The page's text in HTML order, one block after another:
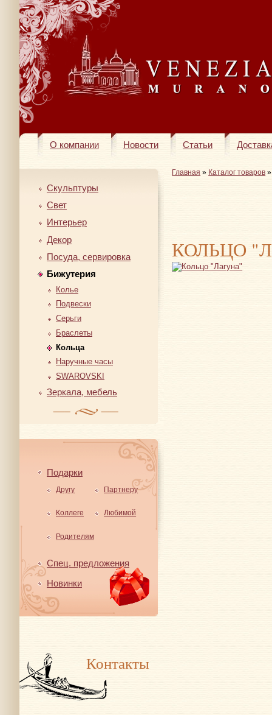
О компании Новости Статьи
Скульптуры
Свет
Интерьер
Декор
Посуда, сервировка
Бижутерия
Колье
Подвески
Серьги
Браслеты
Кольца
Наручные часы
SWAROVSKI
Зеркала, мебель
Подарки
Другу Партнеру
Коллеге Любимой
Родителям
Спец. предложения
Новинки
Контакты
Главная » Каталог товаров
КОЛЬЦО